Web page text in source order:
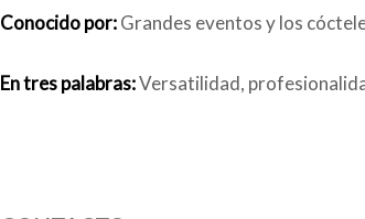
Conocido por:Grandes eventos y los
En tres palabras:Versatilidad,